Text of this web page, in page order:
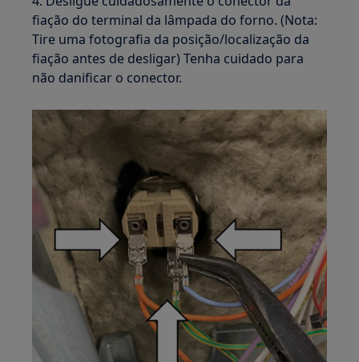
fiação do terminal da lâmpada do forno. (Nota:
Tire uma fotografia da posição/localização da
fiação antes de desligar) Tenha cuidado para
não danificar o conector.